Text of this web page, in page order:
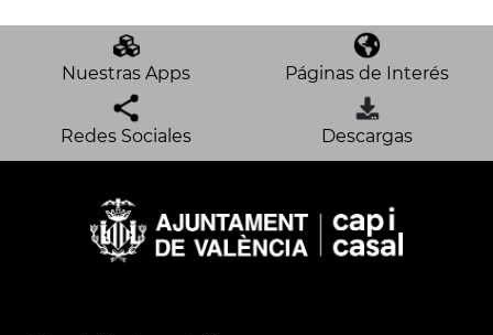
Nuestras Apps Páginas de Interés
Redes Sociales Descargas